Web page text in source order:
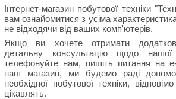
Інтернет-магазин побутової техніки
вам ознайомитися з усіма
не відходячи від ваших комп'ютерів.
Якщо ви хочете отримати
детальну консультацію щодо нашої
телефонуйте нам, пишіть питання на
наш магазин, ми будемо раді
необхідної побутової техніки,
цікавлять.